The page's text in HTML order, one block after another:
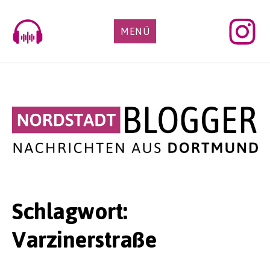
content
MENÜ
Schlagwort:
Varzinerstraße